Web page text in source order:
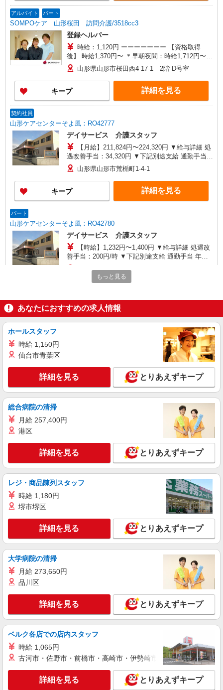
給
アルバイト パート
SOMPOケア 山形桜田 訪問介護/3518cc3
登録ヘルパー
時給：1,120円 ーーーーーーー 【資格取得
後】 時給1,370円〜 ＊早朝夜間：時給1,712円〜
＊日曜祝日：時給1,670円〜 ーーーーーーー
山形県山形市桜田西4-17-1 2階-D号室
キープ 詳細を見る
契約社員
山形ケアセンターそよ風：RO42777
デイサービス 介護スタッフ
【月給】211,824円〜224,320円 ▼給与詳細 処
遇改善手当：34,320円 ▼下記別途支給 通勤手当
年末年始手当：380円/時 寸志あり：年2回（6月・
12月） ※業績による 特別報酬：平均33.8万円（最
高額130万円） ※2025年6月支給実績 ※処遇改善
手当は試用期間中(3ヶ月)は支給なし
山形県山形市荒楯町1-4-1
キープ 詳細を見る
パート
山形ケアセンターそよ風：RO42780
デイサービス 介護スタッフ
【時給】1,232円〜1,400円 ▼給与詳細 処遇改
善手当：200円/時 ▼下記別途支給 通勤手当 年末
年始手当：380円/時 寸志あり：年2回（6月・12
月） ※業績による ※処遇改善手当は試用期間中(3
ヶ月)は支給なし
山形県山形市荒楯町1-4-1
パート
山形ケアセンターそよ風：RO17151
ショートステイ 夜勤専従介護職
善手当：220円/時 夜勤手当:6,000円/回 ▼下記別途
支給 通勤手当 年末年始手当：380円/時 昇給な
し：ただし年1回賃金を見直すことがある 寸志あ
り：年2回（6月・12月） ※業績による ※処遇改
善手当は試用期間中(3ヶ月)は支給なし
山形県山形市荒楯町1-4-1
キープ 詳細を見る
株式会社kotrio /●SD-H-2066655
山形市◆サ高住スタッフ◆穏やかな職場×週
3〜×残業なし
時給1350円〜2062円 ＜日払い有/週払い有/交
通費全支給(ガソリン代含む)＞
山形市内／車通勤OK
キープ 詳細を見る
株式会社kotrio /●SD-H-2066362
毎日通うのが楽しみになる＊ホテルのような美
時給1350円〜2062円 ＜日払い有/週払い有/交
通費全支給(ガソリン代含む)＞
キープ 詳細を見る
派遣社員
株式会社kotrio /●SD-H-1811496
シニア向けマンションで見守り・食事配膳など
＊山形市＊。日払可
時給1450円〜2062円 ＜日払い有/週払い有/交
通費全支給(ガソリン代含む)＞
もっと見る
あなたにおすすめの求人情報
ホールスタッフ
時給 1,150円
仙台市青葉区
詳細を見る とりあえずキープ
総合病院の清掃
月給 257,400円
港区
詳細を見る とりあえずキープ
レジ・商品陳列スタッフ
時給 1,180円
堺市堺区
詳細を見る とりあえずキープ
大学病院の清掃
月給 273,650円
品川区
詳細を見る とりあえずキープ
ベルク各店での店内スタッフ
時給 1,065円
古河市・佐野市・前橋市・高崎市・伊勢崎市・太田市・館林市
詳細を見る とりあえずキープ